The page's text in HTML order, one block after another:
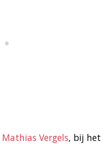
Mathias Vergels, bij het